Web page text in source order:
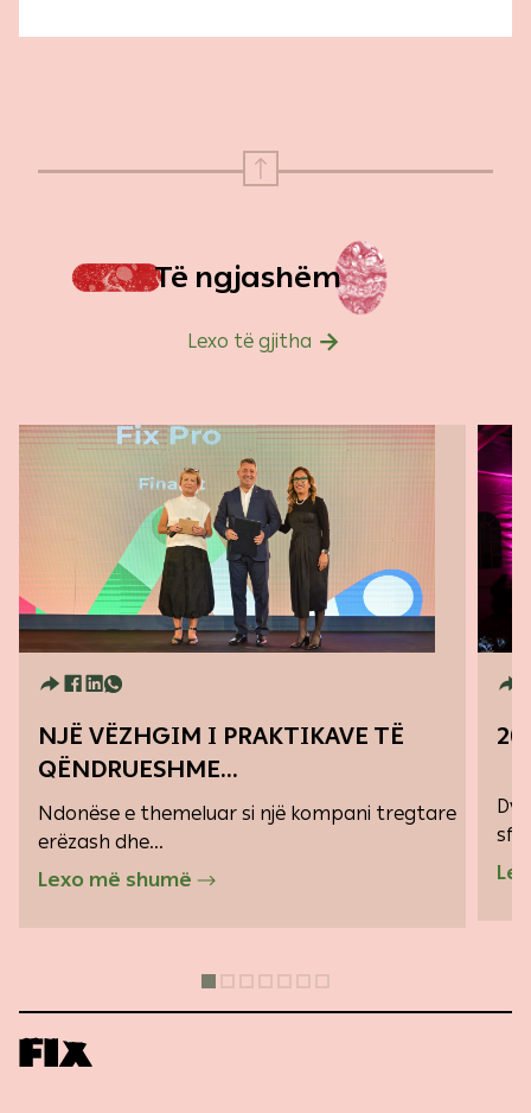
Të ngjashëm
Lexo të gjitha
NJË VËZHGIM I PRAKTIKAVE TË
QËNDRUESHME...
Ndonëse e themeluar si një kompani tregtare
erëzash dhe...
Lexo më shumë
20
Dy